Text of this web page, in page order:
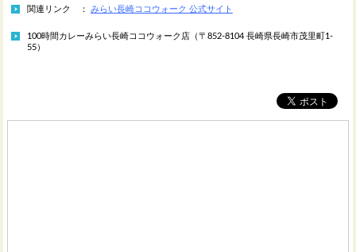
関連リンク ： みらい長崎ココウォーク 公式サイト
100時間カレーみらい長崎ココウォーク店（〒852-8104 長崎県長崎市茂里町1-
55）